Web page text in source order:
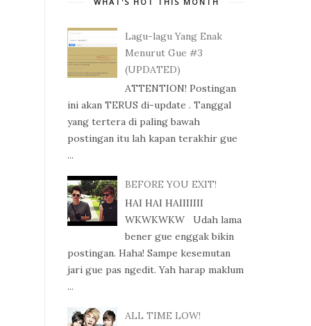
Lagu-lagu Yang Enak
Menurut Gue #3
(UPDATED)
ATTENTION! Postingan
ini akan TERUS di-update . Tanggal
yang tertera di paling bawah
postingan itu lah kapan terakhir gue
...
BEFORE YOU EXIT!
HAI HAI HAIIIIIII
WKWKWKW Udah lama
bener gue enggak bikin
postingan. Haha! Sampe kesemutan
jari gue pas ngedit. Yah harap maklum
...
ALL TIME LOW!